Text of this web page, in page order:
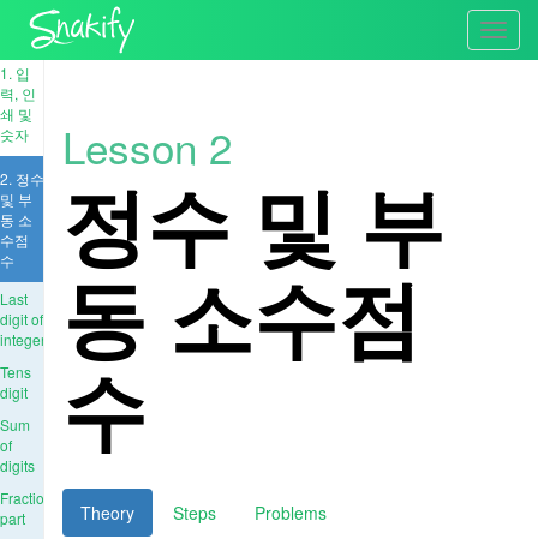
1. 입
력, 인
쇄 및
숫자
2. 정수
및 부
동 소
수점
수
Last
digit of
integer
Tens
digit
Sum
of
digits
Fractional
part
Lesson 2
정수 및 부
동 소수점
수
Theory Steps Problems